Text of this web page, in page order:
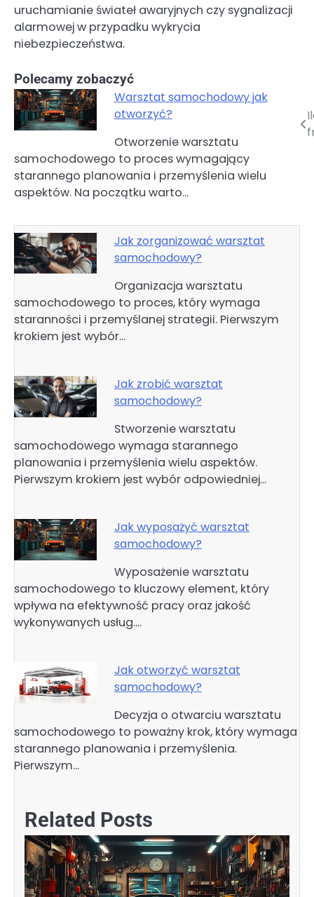
uruchamianie świateł awaryjnych czy sygnalizacji
alarmowej w przypadku wykrycia
niebezpieczeństwa.
Polecamy zobaczyć
Warsztat samochodowy jak
otworzyć?
Otworzenie warsztatu
samochodowego to proces wymagający
starannego planowania i przemyślenia wielu
aspektów. Na początku warto…
Jak zorganizować warsztat
samochodowy?
Organizacja warsztatu
samochodowego to proces, który wymaga
staranności i przemyślanej strategii. Pierwszym
krokiem jest wybór…
Jak zrobić warsztat
samochodowy?
Stworzenie warsztatu
samochodowego wymaga starannego
planowania i przemyślenia wielu aspektów.
Pierwszym krokiem jest wybór odpowiedniej…
Jak wyposażyć warsztat
samochodowy?
Wyposażenie warsztatu
samochodowego to kluczowy element, który
wpływa na efektywność pracy oraz jakość
wykonywanych usług.…
Jak otworzyć warsztat
samochodowy?
Decyzja o otwarciu warsztatu
samochodowego to poważny krok, który wymaga
starannego planowania i przemyślenia.
Pierwszym…
Nawigacja
Related Posts